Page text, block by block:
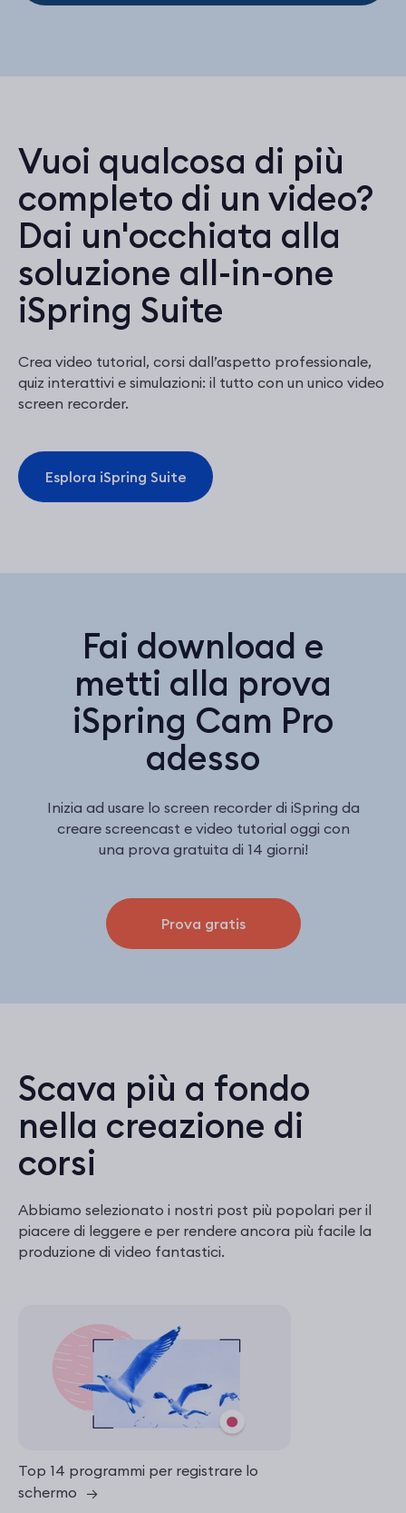
Vuoi qualcosa di più
completo di un video?
Dai un'occhiata alla
soluzione all-in-one
iSpring Suite
Crea video tutorial, corsi dall’aspetto professionale,
quiz interattivi e simulazioni: il tutto con un unico video
screen recorder.
Esplora iSpring Suite
Fai download e
metti alla prova
iSpring Cam Pro
adesso
Inizia ad usare lo screen recorder di iSpring da
creare screencast e video tutorial oggi con
una prova gratuita di 14 giorni!
Prova gratis
Scava più a fondo
nella creazione di
corsi
Abbiamo selezionato i nostri post più popolari per il
piacere di leggere e per rendere ancora più facile la
produzione di video fantastici.
Top 14 programmi per registrare lo
schermo →